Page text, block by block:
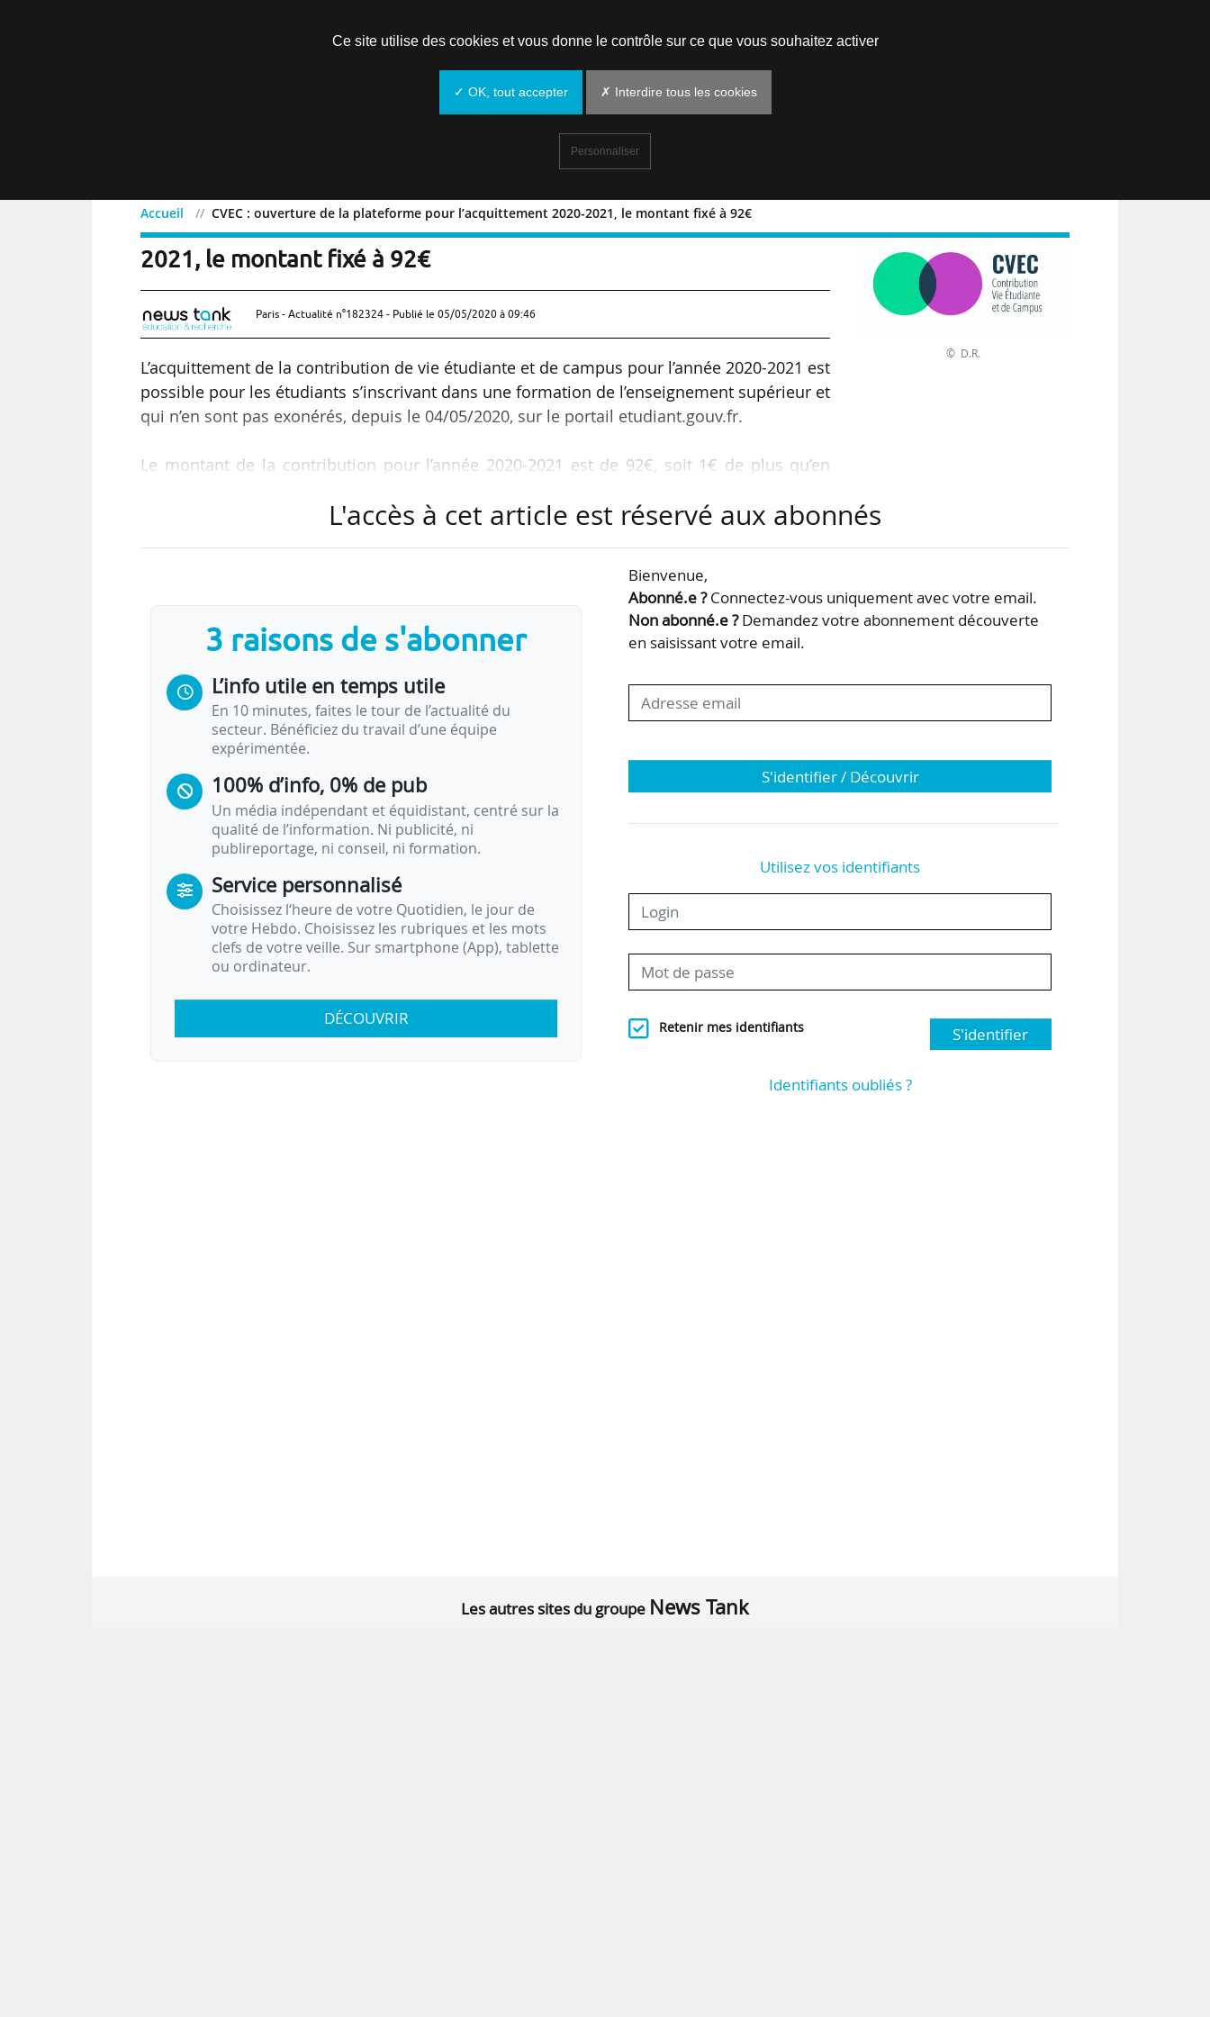
Accueil CVEC : ouverture de la plateforme pour l’acquittement 2020-2021, le montant fixé à 92€
CVEC : ouverture de la plateforme pour l’acquittement 2020-
2021, le montant fixé à 92€
Paris - Actualité n°182324 - Publié le 05/05/2020 à 09:46
L’acquittement de la contribution de vie étudiante et de campus pour l’année 2020-2021 est
possible pour les étudiants s’inscrivant dans une formation de l’enseignement supérieur et
qui n’en sont pas exonérés, depuis le 04/05/2020, sur le portail etudiant.gouv.fr.
Le montant de la contribution pour l’année 2020-2021 est de 92€, soit 1€ de plus qu’en
présentation de l’attestation d’acquittement par les étudiants s’inscrivant en formation
initiale dans leur établissement, que ce soit dans le cadre des inscriptions physiques ou
dématérialisées. »
Par…
© D.R.
L'accès à cet article est réservé aux abonnés
3 raisons de s'abonner
L’info utile en temps utile
En 10 minutes, faites le tour de l’actualité du
secteur. Bénéficiez du travail d’une équipe
expérimentée.
100% d’info, 0% de pub
Un média indépendant et équidistant, centré sur la
qualité de l’information. Ni publicité, ni
publireportage, ni conseil, ni formation.
Service personnalisé
Choisissez l‘heure de votre Quotidien, le jour de
votre Hebdo. Choisissez les rubriques et les mots
clefs de votre veille. Sur smartphone (App), tablette
ou ordinateur.
DÉCOUVRIR
Bienvenue,
Abonné.e ?Connectez-vous uniquement avec votre email.
Non abonné.e ?Demandez votre abonnement découverte
en saisissant votre email.
S'identifier / Découvrir
Utilisez vos identifiants
Retenir mes identifiants S'identifier
Identifiants oubliés ?
Les autres sites du groupe News Tank
Ce site utilise des cookies et vous donne le contrôle sur ce que vous souhaitez activer
✓ OK, tout accepter ✗ Interdire tous les cookies
Personnaliser